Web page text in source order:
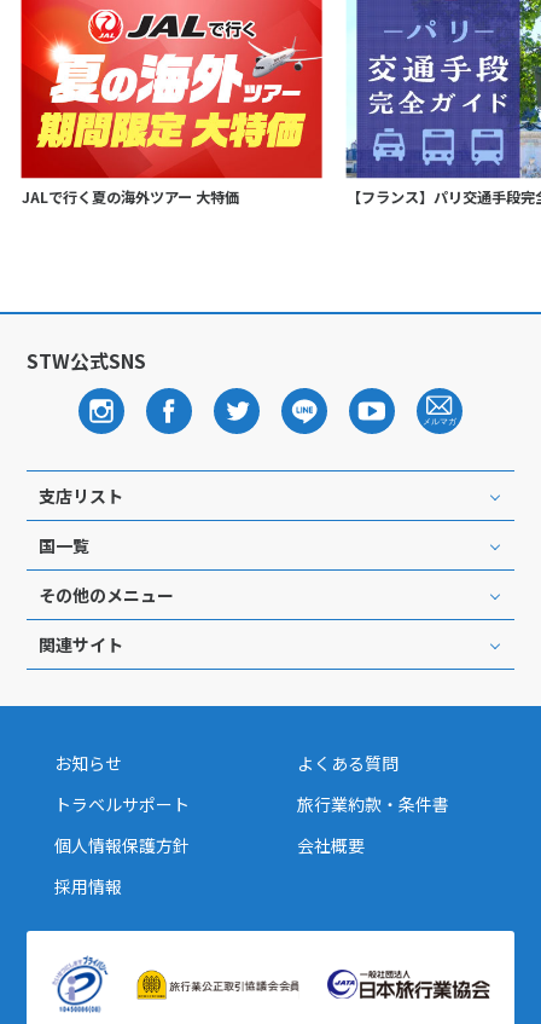
JALで行く夏の海外ツアー 大特価 【フランス】パリ交通手段
STW公式SNS
支店リスト
国一覧
その他のメニュー
関連サイト
お知らせ
よくある質問
トラベルサポート
旅行業約款・条件書
個人情報保護方針
会社概要
採用情報